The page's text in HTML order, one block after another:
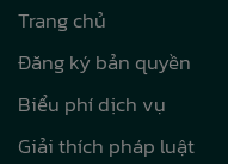
Trang chủ
Đăng ký bản quyền
Biểu phí dịch vụ
Giải thích pháp luật